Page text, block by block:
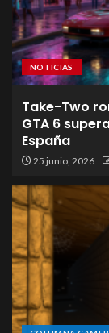
NOTICIAS
Take-Two
GTA 6
España
25 junio, 2026